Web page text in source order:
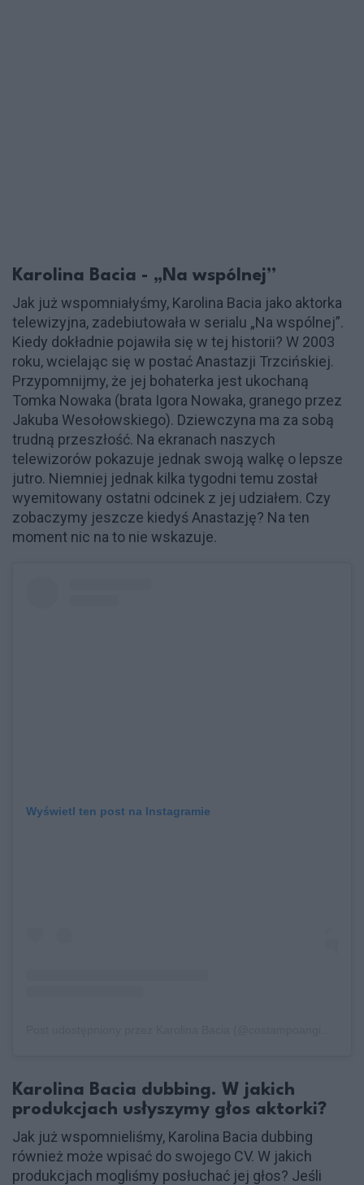
Karolina Bacia - „Na wspólnej”
Jak już wspomniałyśmy, Karolina Bacia jako aktorka
telewizyjna, zadebiutowała w serialu „Na wspólnej”.
Kiedy dokładnie pojawiła się w tej historii? W 2003
roku, wcielając się w postać Anastazji Trzcińskiej.
Przypomnijmy, że jej bohaterka jest ukochaną
Tomka Nowaka (brata Igora Nowaka, granego przez
Jakuba Wesołowskiego). Dziewczyna ma za sobą
trudną przeszłość. Na ekranach naszych
telewizorów pokazuje jednak swoją walkę o lepsze
jutro. Niemniej jednak kilka tygodni temu został
wyemitowany ostatni odcinek z jej udziałem. Czy
zobaczymy jeszcze kiedyś Anastazję? Na ten
moment nic na to nie wskazuje.
Wyświetl ten post na Instagramie
Karolina Bacia dubbing. W jakich
produkcjach usłyszymy głos aktorki?
Jak już wspomnieliśmy, Karolina Bacia dubbing
również może wpisać do swojego CV. W jakich
produkcjach mogliśmy posłuchać jej głos? Jeśli